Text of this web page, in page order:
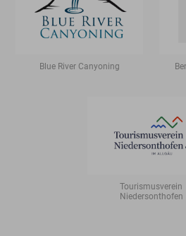
Blue River Canyoning
Tourismusverein
Niedersonthofen